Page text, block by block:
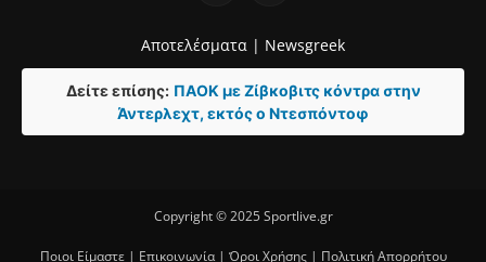
Αποτελέσματα | Newsgreek
Δείτε επίσης: ΠΑΟΚ με Ζίβκοβιτς κόντρα στην
Άντερλεχτ, εκτός ο Ντεσπόντοφ
Copyright © 2025 Sportlive.gr
Ποιοι Είμαστε| Επικοινωνία| Όροι Χρήσης| Πολιτική Απορρήτου